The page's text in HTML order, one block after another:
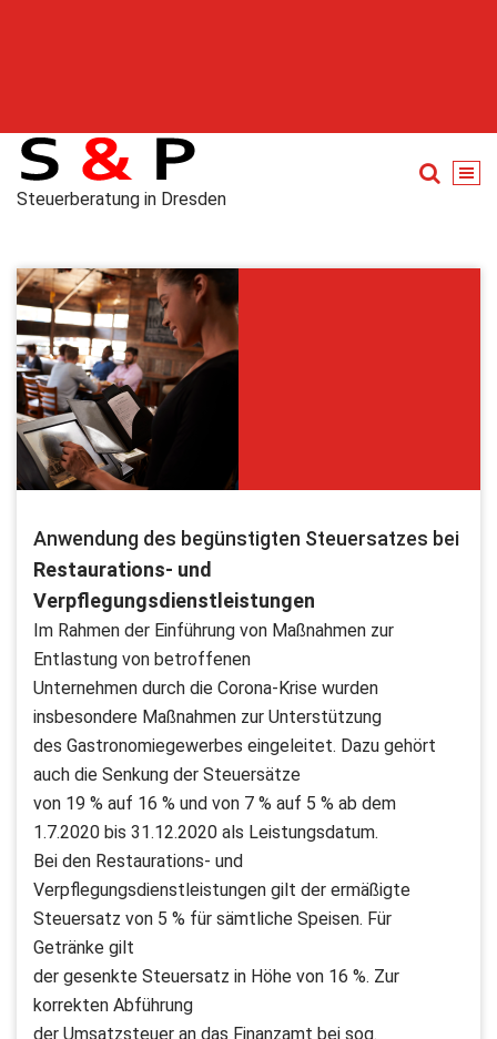
Steuerberatung in Dresden
Anwendung des begünstigten Steuersatzes bei
Restaurations- und
Verpflegungsdienstleistungen
Im Rahmen der Einführung von Maßnahmen zur
Entlastung von betroffenen
Unternehmen durch die Corona-Krise wurden
insbesondere Maßnahmen zur Unterstützung
des Gastronomiegewerbes eingeleitet. Dazu gehört
auch die Senkung der Steuersätze
von 19 % auf 16 % und von 7 % auf 5 % ab dem
1.7.2020 bis 31.12.2020 als Leistungsdatum.
Bei den Restaurations- und
Verpflegungsdienstleistungen gilt der ermäßigte
Steuersatz von 5 % für sämtliche Speisen. Für
Getränke gilt
der gesenkte Steuersatz in Höhe von 16 %. Zur
korrekten Abführung
der Umsatzsteuer an das Finanzamt bei sog.